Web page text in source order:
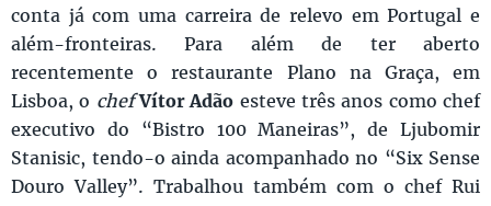
conta já com uma carreira de relevo em Portugal e
além-fronteiras. Para além de ter aberto
recentemente o restaurante Plano na Graça, em
Lisboa, o chef Vítor Adão esteve três anos como chef
executivo do “Bistro 100 Maneiras”, de Ljubomir
Stanisic, tendo-o ainda acompanhado no “Six Sense
Douro Valley”. Trabalhou também com o chef Rui